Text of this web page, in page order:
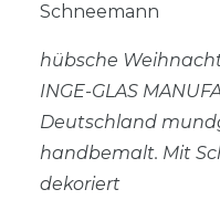
Schneemann
hübsche
INGE-GLAS
Deutschland
handbemalt. Mit
dekoriert